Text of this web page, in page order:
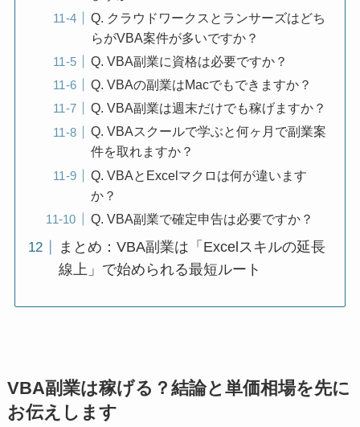
Q. クラウドワークスとランサーズはどち
らがVBA案件が多いですか？
Q. VBA副業に資格は必要ですか？
Q. VBAの副業はMacでもできますか？
Q. VBA副業は週末だけでも稼げますか？
Q. VBAスクールで学ぶと何ヶ月で副業案
件を取れますか？
Q. VBAとExcelマクロは何が違います
か？
Q. VBA副業で確定申告は必要ですか？
まとめ：VBA副業は「Excelスキルの延長
線上」で始められる最短ルート
VBA副業は稼げる？結論と単価相場を先に
お伝えします